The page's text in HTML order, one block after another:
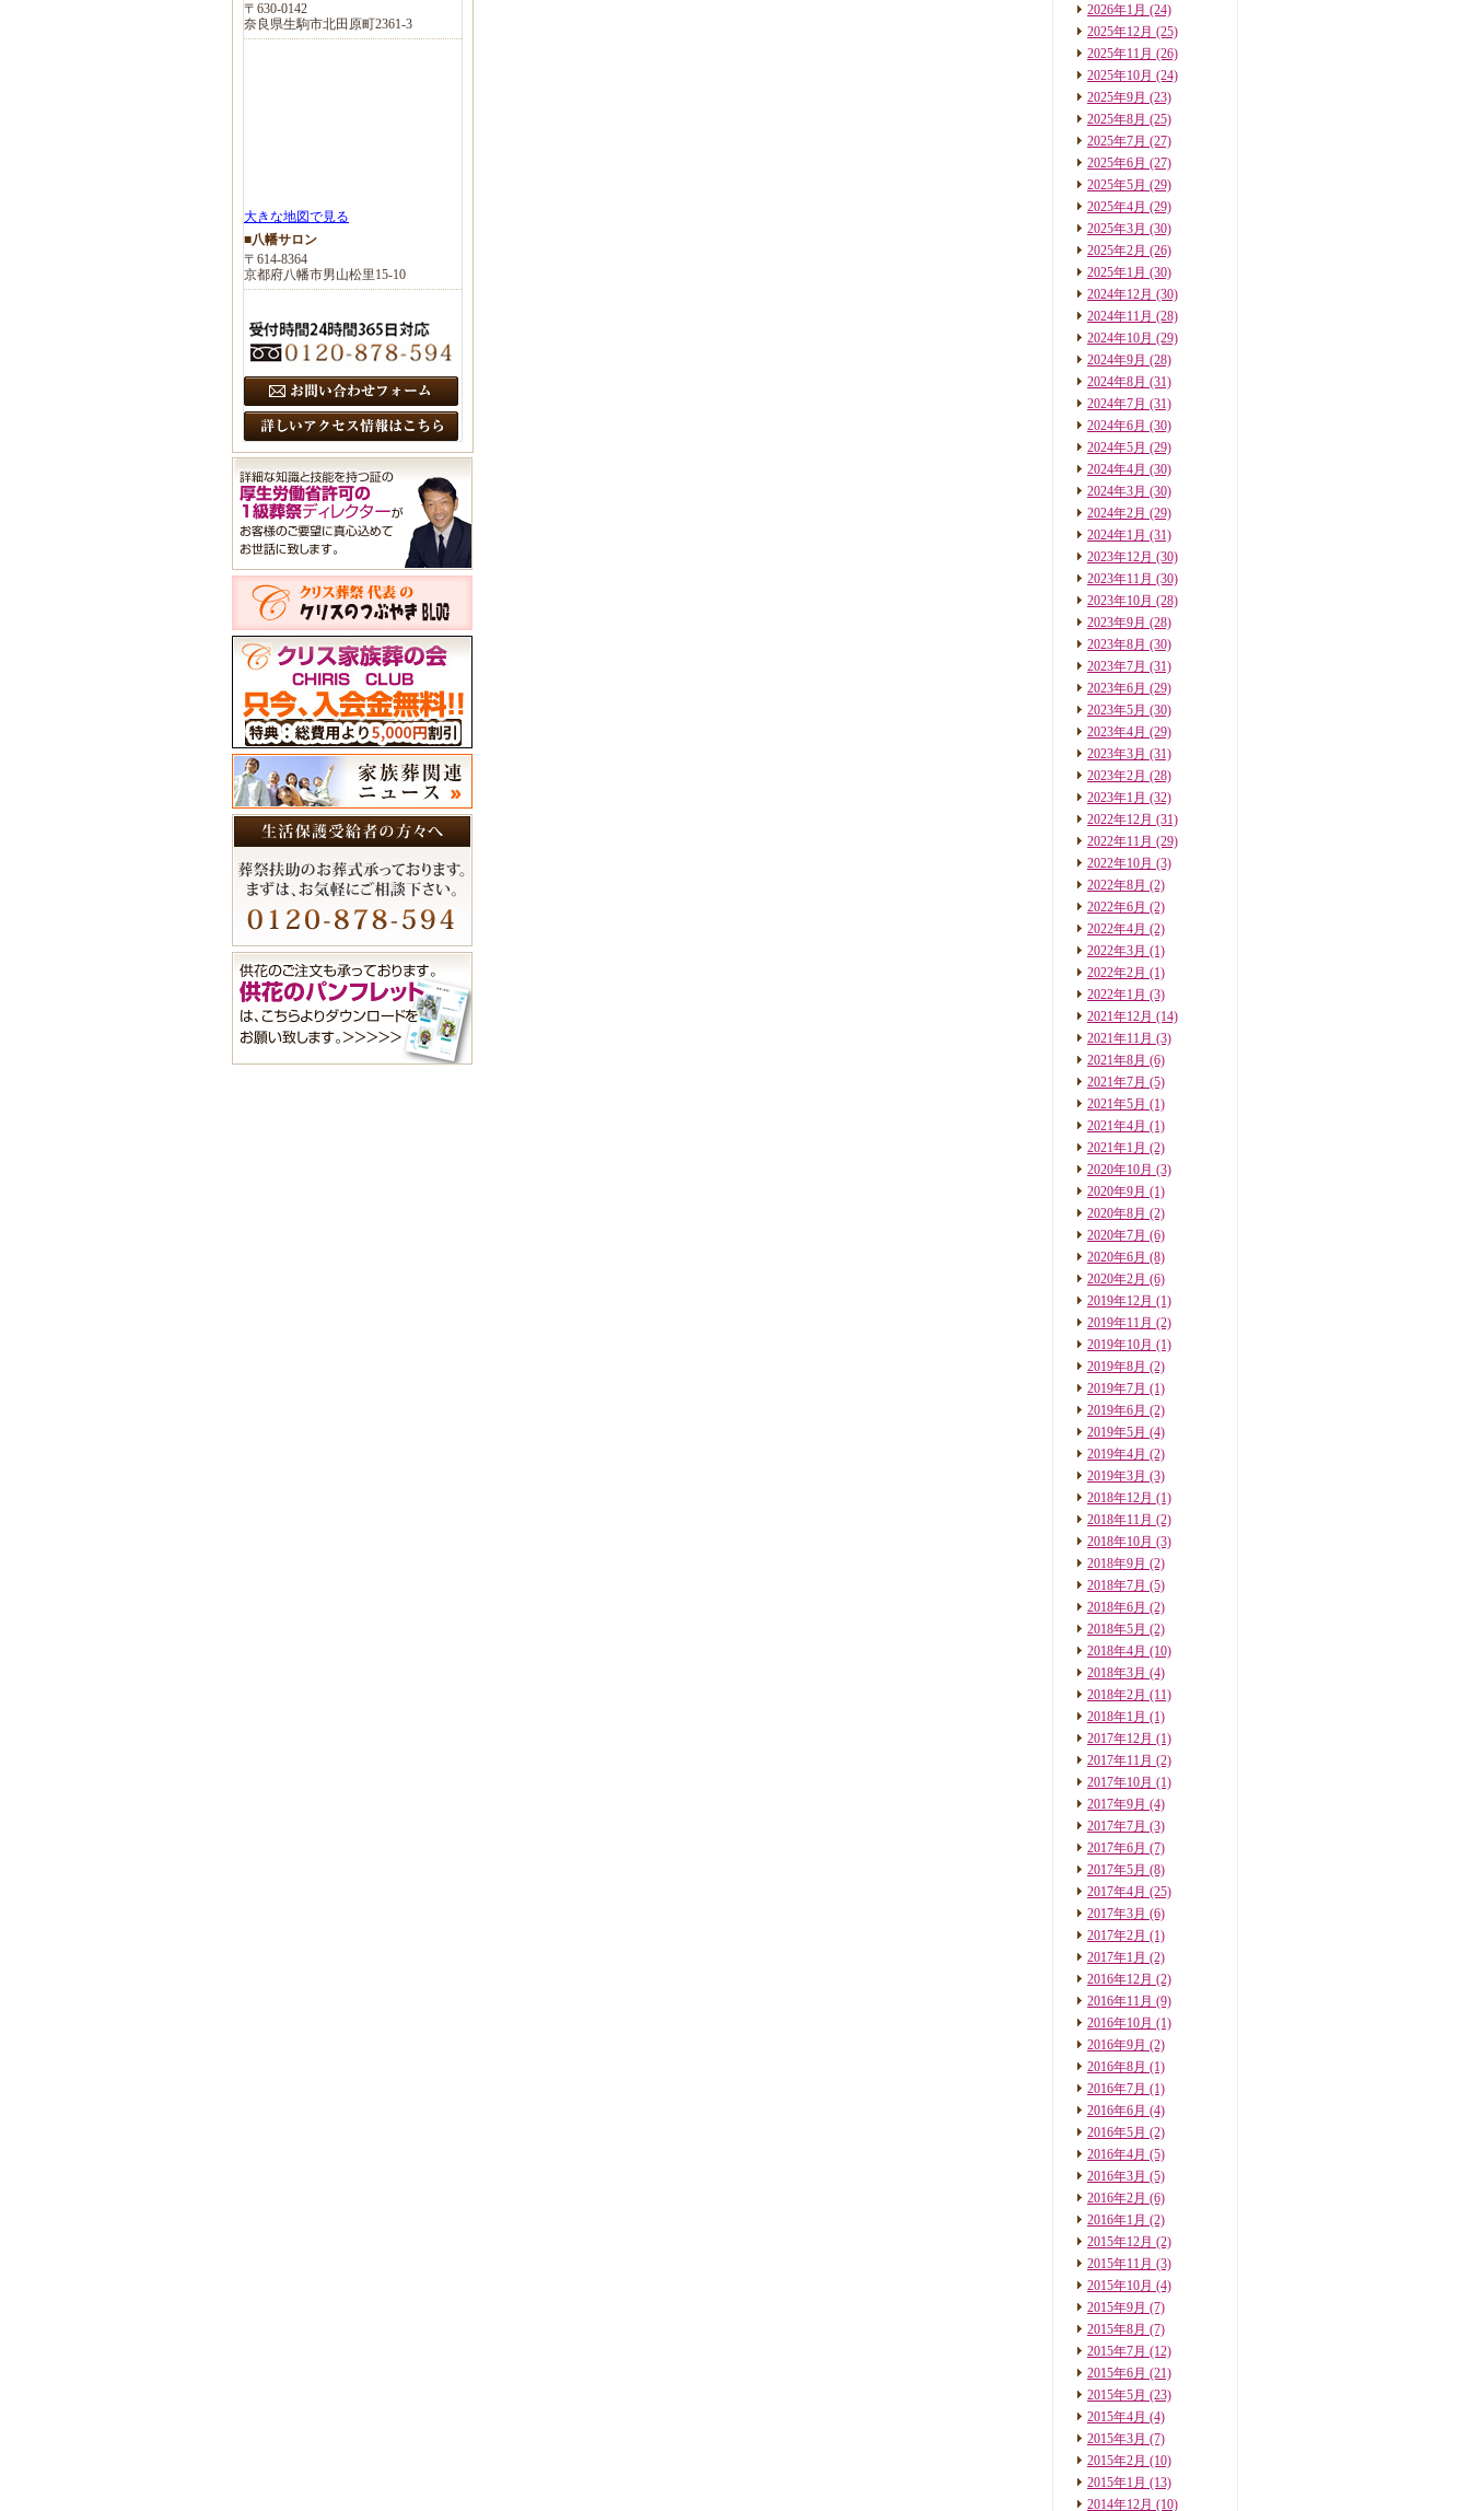
2026年1月 (24)
2025年12月 (25)
2025年11月 (26)
2025年10月 (24)
2025年9月 (23)
2025年8月 (25)
2025年7月 (27)
2025年6月 (27)
2025年5月 (29)
2025年4月 (29)
2025年3月 (30)
2025年2月 (26)
2025年1月 (30)
2024年12月 (30)
2024年11月 (28)
2024年10月 (29)
2024年9月 (28)
2024年8月 (31)
2024年7月 (31)
2024年6月 (30)
2024年5月 (29)
2024年4月 (30)
2024年3月 (30)
2024年2月 (29)
2024年1月 (31)
2023年12月 (30)
2023年11月 (30)
2023年10月 (28)
2023年9月 (28)
2023年8月 (30)
2023年7月 (31)
2023年6月 (29)
2023年5月 (30)
2023年4月 (29)
2023年3月 (31)
2023年2月 (28)
2023年1月 (32)
2022年12月 (31)
2022年11月 (29)
2022年10月 (3)
2022年8月 (2)
2022年6月 (2)
2022年4月 (2)
2022年3月 (1)
2022年2月 (1)
2022年1月 (3)
2021年12月 (14)
2021年11月 (3)
2021年8月 (6)
2021年7月 (5)
2021年5月 (1)
2021年4月 (1)
2021年1月 (2)
2020年10月 (3)
2020年9月 (1)
2020年8月 (2)
2020年7月 (6)
2020年6月 (8)
2020年2月 (6)
2019年12月 (1)
2019年11月 (2)
2019年10月 (1)
2019年8月 (2)
2019年7月 (1)
2019年6月 (2)
2019年5月 (4)
2019年4月 (2)
2019年3月 (3)
2018年12月 (1)
2018年11月 (2)
2018年10月 (3)
2018年9月 (2)
2018年7月 (5)
2018年6月 (2)
2018年5月 (2)
2018年4月 (10)
2018年3月 (4)
2018年2月 (11)
2018年1月 (1)
2017年12月 (1)
2017年11月 (2)
2017年10月 (1)
2017年9月 (4)
2017年7月 (3)
2017年6月 (7)
2017年5月 (8)
2017年4月 (25)
2017年3月 (6)
2017年2月 (1)
2017年1月 (2)
2016年12月 (2)
2016年11月 (9)
2016年10月 (1)
2016年9月 (2)
2016年8月 (1)
2016年7月 (1)
2016年6月 (4)
2016年5月 (2)
2016年4月 (5)
2016年3月 (5)
2016年2月 (6)
2016年1月 (2)
2015年12月 (2)
2015年11月 (3)
2015年10月 (4)
2015年9月 (7)
2015年8月 (7)
2015年7月 (12)
2015年6月 (21)
2015年5月 (23)
2015年4月 (4)
2015年3月 (7)
2015年2月 (10)
2015年1月 (13)
2014年12月 (10)
〒630-0142
奈良県生駒市北田原町2361-3
大きな地図で見る
■八幡サロン
〒614-8364
京都府八幡市男山松里15-10